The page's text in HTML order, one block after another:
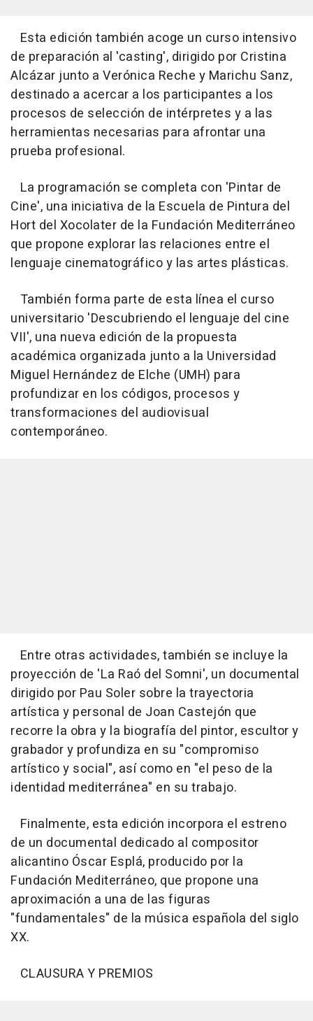
Esta edición también acoge un curso intensivo
de preparación al 'casting', dirigido por Cristina
Alcázar junto a Verónica Reche y Marichu Sanz,
destinado a acercar a los participantes a los
procesos de selección de intérpretes y a las
herramientas necesarias para afrontar una
prueba profesional.
La programación se completa con 'Pintar de
Cine', una iniciativa de la Escuela de Pintura del
Hort del Xocolater de la Fundación Mediterráneo
que propone explorar las relaciones entre el
lenguaje cinematográfico y las artes plásticas.
También forma parte de esta línea el curso
universitario 'Descubriendo el lenguaje del cine
VII', una nueva edición de la propuesta
académica organizada junto a la Universidad
Miguel Hernández de Elche (UMH) para
profundizar en los códigos, procesos y
transformaciones del audiovisual
contemporáneo.
Entre otras actividades, también se incluye la
proyección de 'La Raó del Somni', un documental
dirigido por Pau Soler sobre la trayectoria
artística y personal de Joan Castejón que
recorre la obra y la biografía del pintor, escultor y
grabador y profundiza en su "compromiso
artístico y social", así como en "el peso de la
identidad mediterránea" en su trabajo.
Finalmente, esta edición incorpora el estreno
de un documental dedicado al compositor
alicantino Óscar Esplá, producido por la
Fundación Mediterráneo, que propone una
aproximación a una de las figuras
"fundamentales" de la música española del siglo
XX.
CLAUSURA Y PREMIOS